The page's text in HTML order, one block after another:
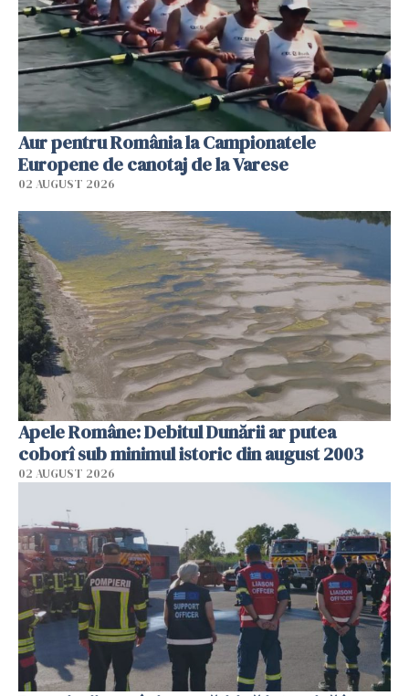
Aur pentru România la Campionatele
Europene de canotaj de la Varese
02 AUGUST 2026
Apele Române: Debitul Dunării ar putea
coborî sub minimul istoric din august 2003
02 AUGUST 2026